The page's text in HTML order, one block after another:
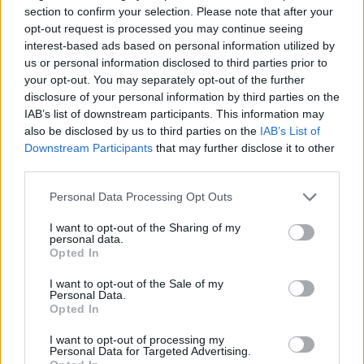
section to confirm your selection. Please note that after your
opt-out request is processed you may continue seeing
interest-based ads based on personal information utilized by
us or personal information disclosed to third parties prior to
your opt-out. You may separately opt-out of the further
disclosure of your personal information by third parties on the
IAB’s list of downstream participants. This information may
also be disclosed by us to third parties on the IAB’s List of
Downstream Participants that may further disclose it to other
Personal Data Processing Opt Outs
I want to opt-out of the Sharing of my
personal data.
Opted In
I want to opt-out of the Sale of my
Personal Data.
Opted In
I want to opt-out of processing my
Personal Data for Targeted Advertising.
Gjykata ndaloi ndërtimin e
një salle vallëzimi në
çojmë çështjen në
Thirrje nga Rrogozhina:
Banorët kundërshtojnë
bashkisë së tyre
Diaspora proteston në
Sheshin Skënderbej,
emigranti: Shqiptarët
kundërshtojnë kufirin për
muzikën: “O Rama, kaq